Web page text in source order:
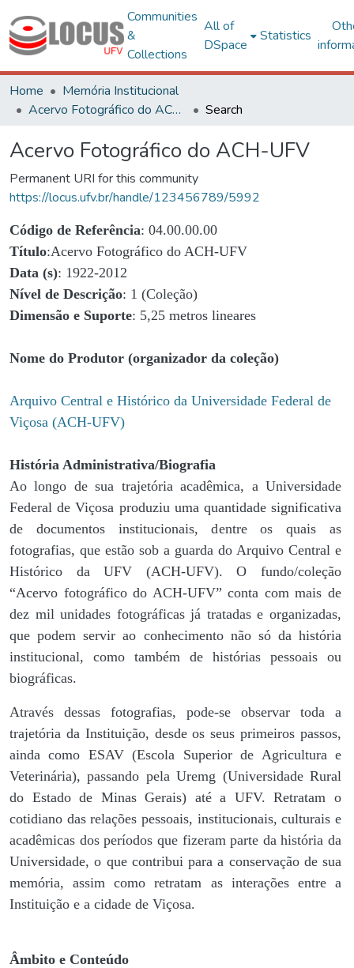
Communities
&
Collections
All of
DSpace
Statistics
Home
Memória Institucional
Acervo Fotográfico do ACH-UFV
Search
Acervo Fotográfico do ACH-UFV
Permanent URI for this community
https://locus.ufv.br/handle/123456789/5992
Código de Referência: 04.00.00.00
Título:Acervo Fotográfico do ACH-UFV
Data (s): 1922-2012
Nível de Descrição: 1 (Coleção)
Dimensão e Suporte: 5,25 metros lineares
Nome do Produtor (organizador da coleção)
Arquivo Central e Histórico da Universidade Federal de
Viçosa (ACH-UFV)
História Administrativa/Biografia
Ao longo de sua trajetória acadêmica, a Universidade
Federal de Viçosa produziu uma quantidade significativa
de documentos institucionais, dentre os quais as
fotografias, que estão sob a guarda do Arquivo Central e
Histórico da UFV (ACH-UFV). O fundo/coleção
“Acervo fotográfico do ACH-UFV” conta com mais de
dez mil unidades fotográficas já tratadas e organizadas,
que podem servir ao conhecimento não só da história
institucional, como também de histórias pessoais ou
biográficas.
Através dessas fotografias, pode-se observar toda a
trajetória da Instituição, desde os seus primeiros passos,
ainda como ESAV (Escola Superior de Agricultura e
Veterinária), passando pela Uremg (Universidade Rural
do Estado de Minas Gerais) até a UFV. Retratam o
cotidiano das relações pessoais, institucionais, culturais e
acadêmicas dos períodos que fizeram parte da história da
Universidade, o que contribui para a conservação de sua
memória, assim como retratam as interações entre a
Instituição e a cidade de Viçosa.
Âmbito e Conteúdo